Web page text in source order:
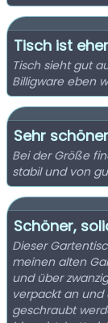
Tisch ist
Tisch sieht gut
Billigware eben
Sehr
Bei der Größe
stabil und von
Schöner,
Dieser
meinen alten
und über
verpackt an und
geschraubt